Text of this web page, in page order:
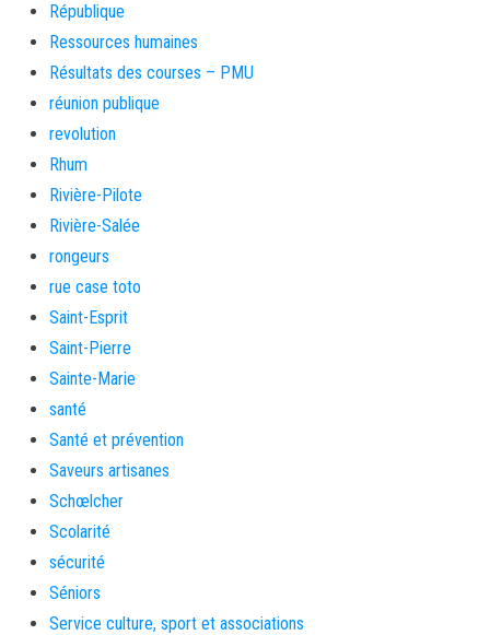
République
Ressources humaines
Résultats des courses – PMU
réunion publique
revolution
Rhum
Rivière-Pilote
Rivière-Salée
rongeurs
rue case toto
Saint-Esprit
Saint-Pierre
Sainte-Marie
santé
Santé et prévention
Saveurs artisanes
Schœlcher
Scolarité
sécurité
Séniors
Service culture, sport et associations